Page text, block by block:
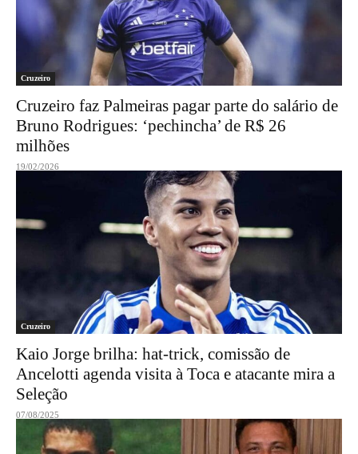
Cruzeiro
Cruzeiro faz Palmeiras pagar parte do salário de
Bruno Rodrigues: ‘pechincha’ de R$ 26
milhões
19/02/2026
Cruzeiro
Kaio Jorge brilha: hat-trick, comissão de
Ancelotti agenda visita à Toca e atacante mira a
Seleção
07/08/2025